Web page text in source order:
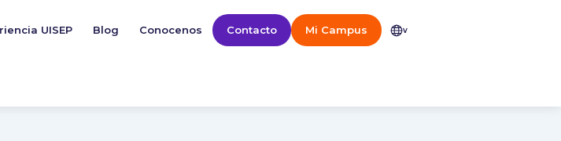
UISEP Blog Conocenos Contacto Mi Campus v